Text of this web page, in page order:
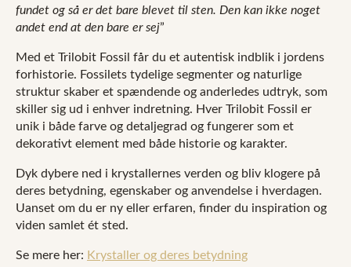
fundet og så er det bare blevet til sten. Den kan ikke noget
andet end at den bare er sej”
Med et Trilobit Fossil får du et autentisk indblik i jordens
forhistorie. Fossilets tydelige segmenter og naturlige
struktur skaber et spændende og anderledes udtryk, som
skiller sig ud i enhver indretning. Hver Trilobit Fossil er
unik i både farve og detaljegrad og fungerer som et
dekorativt element med både historie og karakter.
Dyk dybere ned i krystallernes verden og bliv klogere på
deres betydning, egenskaber og anvendelse i hverdagen.
Uanset om du er ny eller erfaren, finder du inspiration og
viden samlet ét sted.
Se mere her: Krystaller og deres betydning